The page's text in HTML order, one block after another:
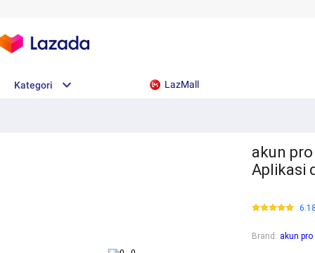
Kategori LazMall
akun
Aplikasi
Brand : akun